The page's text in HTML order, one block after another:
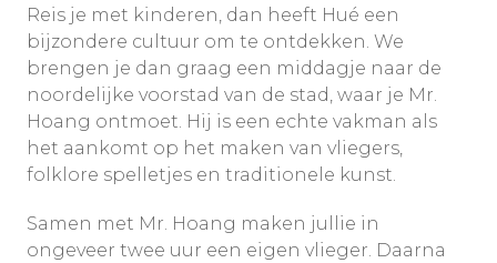
Reis je met kinderen, dan heeft Hué een
bijzondere cultuur om te ontdekken. We
brengen je dan graag een middagje naar de
noordelijke voorstad van de stad, waar je Mr.
Hoang ontmoet. Hij is een echte vakman als
het aankomt op het maken van vliegers,
folklore spelletjes en traditionele kunst.
Samen met Mr. Hoang maken jullie in
ongeveer twee uur een eigen vlieger. Daarna